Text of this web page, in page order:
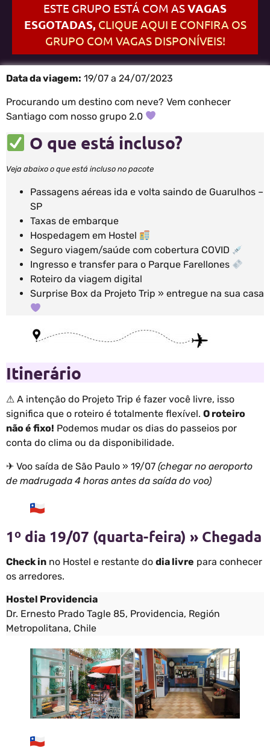
ESTE GRUPO ESTÁ COM ASVAGAS
ESGOTADAS, CLIQUE AQUI E CONFIRA OS
GRUPO COM VAGAS DISPONÍVEIS!
Data da viagem: 19/07 a 24/07/2023
Procurando um destino com neve? Vem conhecer
Santiago com nosso grupo 2.0
O que está incluso?
Veja abaixo o que está incluso no pacote
Passagens aéreas ida e volta saindo de Guarulhos –
SP
Taxas de embarque
Hospedagem em Hostel
Seguro viagem/saúde com cobertura COVID
Ingresso e transfer para o Parque Farellones
Roteiro da viagem digital
Surprise Box da Projeto Trip » entregue na sua casa
Itinerário
⚠ A intenção do Projeto Trip é fazer você livre, isso
significa que o roteiro é totalmente flexível. O roteiro
não é fixo! Podemos mudar os dias do passeios por
conta do clima ou da disponibilidade.
✈ Voo saída de São Paulo » 19/07 (chegar no aeroporto
de madrugada 4 horas antes da saída do voo)
1º dia 19/07 (quarta-feira) » Chegada
Check in no Hostel e restante do dia livre para conhecer
os arredores.
Hostel Providencia
Dr. Ernesto Prado Tagle 85, Providencia, Región
Metropolitana, Chile